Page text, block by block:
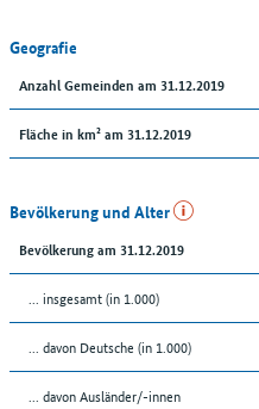
Geografie
Anzahl Gemeinden am 31.12.2019
Fläche in km² am 31.12.2019
Bevölkerung und Alter
Bevölkerung am 31.12.2019
... insgesamt (in 1.000)
... davon Deutsche (in 1.000)
... davon Ausländer/-innen